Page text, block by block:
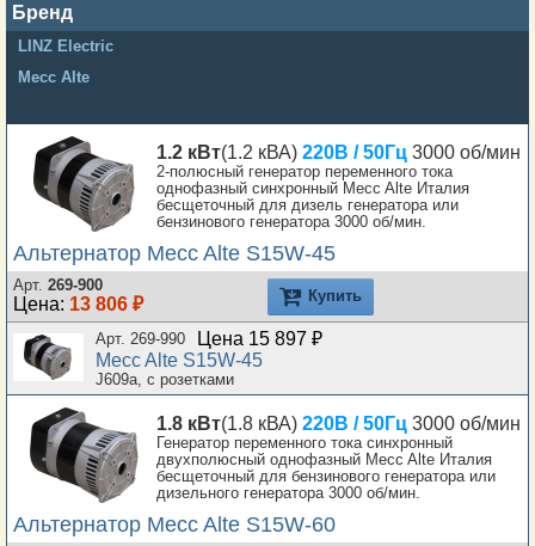
IP45
Бренд
LINZ Electric
Mecc Alte
1.2 кВт(1.2 кВА) 220В / 50Гц 3000 об/мин
2-полюсный генератор переменного тока
однофазный синхронный Mecc Alte Италия
бесщеточный для дизель генератора или
бензинового генератора 3000 об/мин.
Альтернатор Mecc Alte S15W-45
Арт. 269-900
Цена: 13 806 ₽ Купить
Арт. 269-990
Цена 15 897 ₽
Mecc Alte S15W-45
J609a, с розетками
1.8 кВт(1.8 кВА) 220В / 50Гц 3000 об/мин
Генератор переменного тока синхронный
двухполюсный однофазный Mecc Alte Италия
бесщеточный для бензинового генератора или
дизельного генератора 3000 об/мин.
Альтернатор Mecc Alte S15W-60